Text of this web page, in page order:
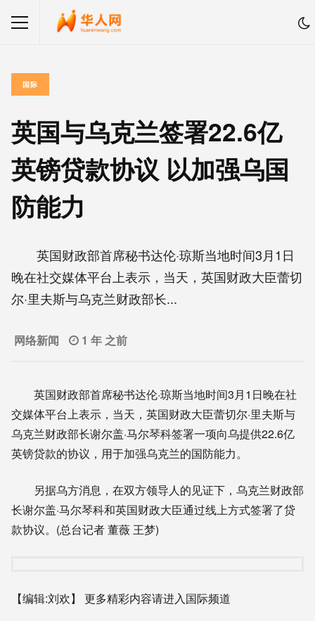
国际
英国与乌克兰签署22.6亿
英镑贷款协议 以加强乌国
防能力
英国财政部首席秘书达伦·琼斯当地时间3月1日
晚在社交媒体平台上表示，当天，英国财政大臣蕾切
尔·里夫斯与乌克兰财政部长...
网络新闻 1 年 之前
英国财政部首席秘书达伦·琼斯当地时间3月1日晚在社
交媒体平台上表示，当天，英国财政大臣蕾切尔·里夫斯与
乌克兰财政部长谢尔盖·马尔琴科签署一项向乌提供22.6亿
英镑贷款的协议，用于加强乌克兰的国防能力。
另据乌方消息，在双方领导人的见证下，乌克兰财政部
长谢尔盖·马尔琴科和英国财政大臣通过线上方式签署了贷
款协议。(总台记者 董薇 王梦)
【编辑:刘欢】 更多精彩内容请进入国际频道